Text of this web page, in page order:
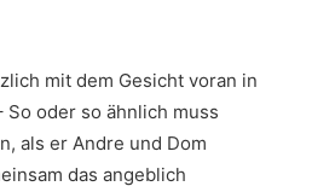
mit dem Gesicht voran in
So oder so ähnlich muss
als er Andre und Dom
das angeblich